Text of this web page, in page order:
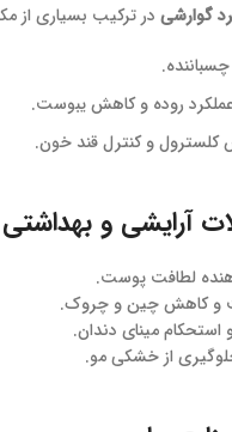
گوارشی در ترکیب بسیاری از
روده و کاهش یبوست.
و کنترل قند خون.
لطافت پوست.
و کاهش چین و چروک.
مینای دندان.
از خشکی مو.